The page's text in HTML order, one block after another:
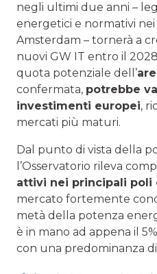
negli ultimi due anni –
energetici e normativi
Amsterdam – tornerà a
nuovi GW IT entro il
quota potenziale dell’
confermata, potrebbe
investimenti europei,
mercati più maturi.
Dal punto di vista della
l’Osservatorio rileva
attivi nei principali poli
mercato fortemente
metà della potenza
è in mano ad appena il
con una predominanza